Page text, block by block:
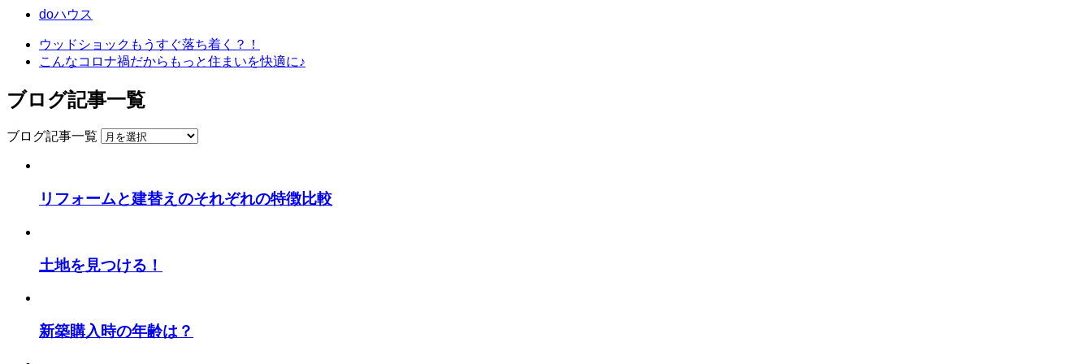
doハウス
ウッドショックもうすぐ落ち着く？！
こんなコロナ禍だからもっと住まいを快適に♪
ブログ記事一覧
ブログ記事一覧
リフォームと建替えのそれぞれの特徴比較
土地を見つける！
新築購入時の年齢は？